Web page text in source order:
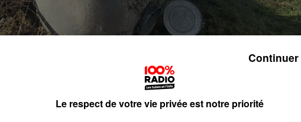
Le respect de votre vie privée est notre priorité